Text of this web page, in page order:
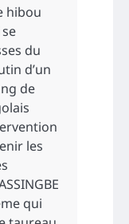
hibou
du
d’un
de
les
qui